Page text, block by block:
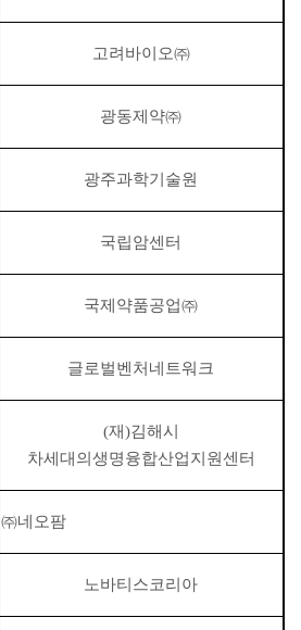
고려바이오㈜
광동제약㈜
광주과학기술원
국립암센터
국제약품공업㈜
글로벌벤처네트워크
(재)김해시
차세대의생명융합산업지원센터
㈜네오팜
노바티스코리아